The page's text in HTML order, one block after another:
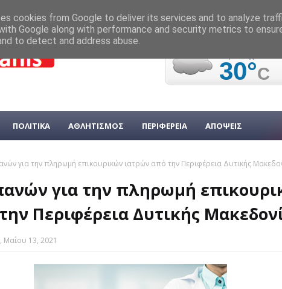
ΠΟΛΙΤΙΚΑ ΑΘΛΗΤΙΣΜΟΣ ΠΕΡΙΦΕΡΕΙΑ ΑΠΟΨΕΙΣ
για την πληρωμή επικουρικών ιατρών από την Περιφέρεια Δυτικής
για την πληρωμή
Περιφέρεια Δυτικής
Μαΐου 13, 2021
cookies from Google to deliver its services and to analyze
Google along with performance and security metrics to
to detect and address abuse.